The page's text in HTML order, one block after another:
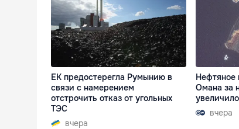
ЕК предостерегла Румынию в
связи с намерением
отстрочить отказ от угольных
ТЭС
вчера
Нефтяное
Омана за
вчера